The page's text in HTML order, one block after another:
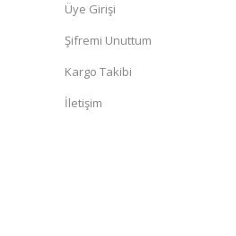
Üye Girişi
Şifremi Unuttum
Kargo Takibi
İletişim